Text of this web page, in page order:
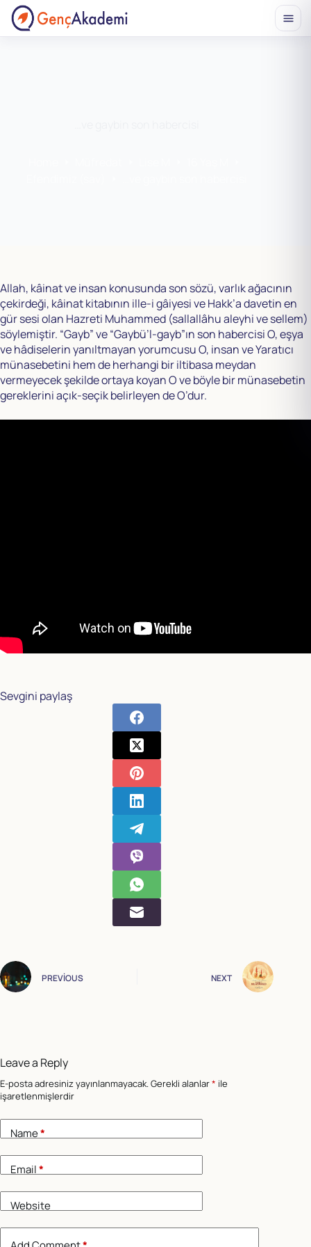
Allah, kâinat ve insan konusunda son sözü, varlık ağacının
çekirdeği, kâinat kitabının ille-i gâiyesi ve Hakk’a davetin en
gür sesi olan Hazreti Muhammed (sallallâhu aleyhi ve sellem)
söylemiştir. “Gayb” ve “Gaybü’l-gayb”ın son habercisi O, eşya
ve hâdiselerin yanıltmayan yorumcusu O, insan ve Yaratıcı
münasebetini hem de herhangi bir iltibasa meydan
vermeyecek şekilde ortaya koyan O ve böyle bir münasebetin
gereklerini açık-seçik belirleyen de O’dur.
Sevgini paylaş
PREVIOUS NEXT
Leave a Reply
E-posta adresiniz yayınlanmayacak.Gerekli alanlar* ile
işaretlenmişlerdir
Name*
Email*
Website